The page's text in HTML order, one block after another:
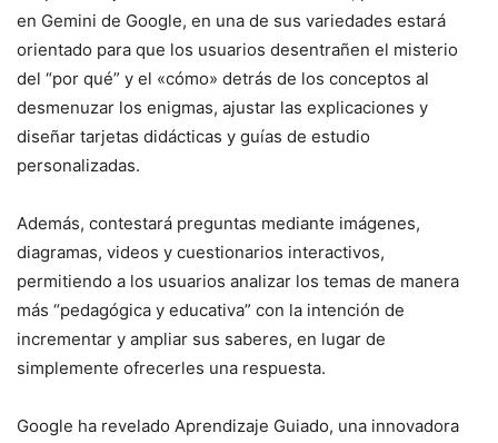
en Gemini de Google, en una de sus variedades estará
orientado para que los usuarios desentrañen el misterio
del “por qué” y el «cómo» detrás de los conceptos al
desmenuzar los enigmas, ajustar las explicaciones y
diseñar tarjetas didácticas y guías de estudio
personalizadas.
Además, contestará preguntas mediante imágenes,
diagramas, videos y cuestionarios interactivos,
permitiendo a los usuarios analizar los temas de manera
más “pedagógica y educativa” con la intención de
incrementar y ampliar sus saberes, en lugar de
simplemente ofrecerles una respuesta.
Google ha revelado Aprendizaje Guiado, una innovadora